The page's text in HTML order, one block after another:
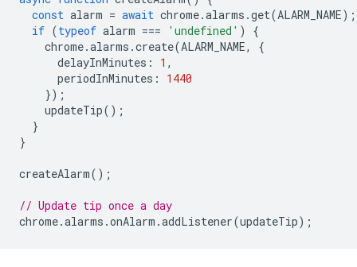
const alarm = await chrome.alarms .get(ALARM_NAME);
if (typeof alarm === 'undefined' )
{
chrome.alarms .create(ALARM_NAME,
{
delayInMinutes : 1 ,
periodInMinutes :
1440
});
updateTip();
}
}
createAlarm();
// Update tip once a day
chrome.alarms .onAlarm .addListener(updateTip);